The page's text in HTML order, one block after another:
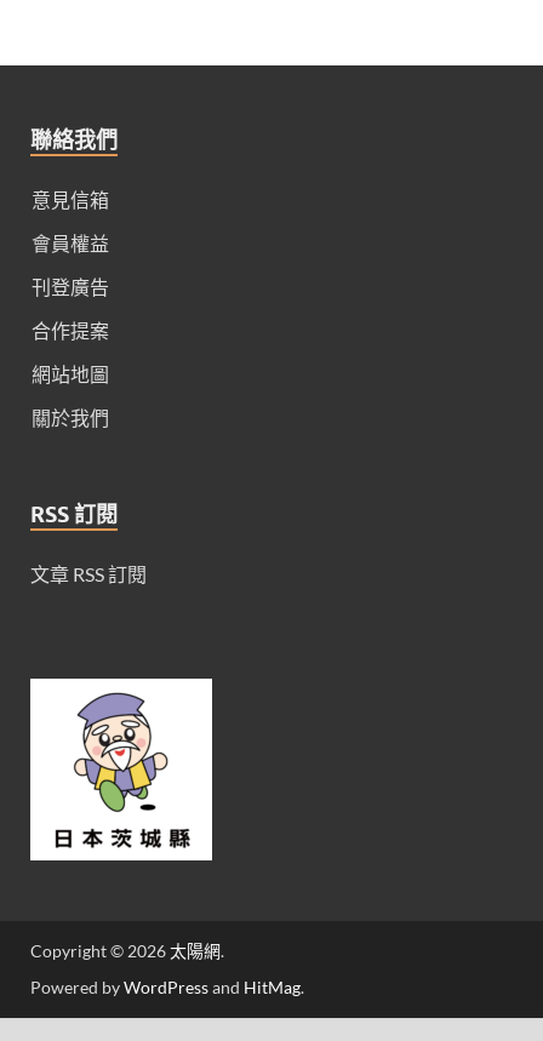
聯絡我們
意見信箱
會員權益
刊登廣告
合作提案
網站地圖
關於我們
RSS 訂閱
文章 RSS 訂閱
Copyright © 2026太陽網.
Powered byWordPressand HitMag.